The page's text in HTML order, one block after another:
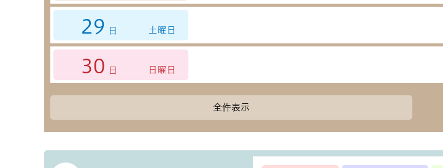
29 日 土曜日
30 日 日曜日
全件表示